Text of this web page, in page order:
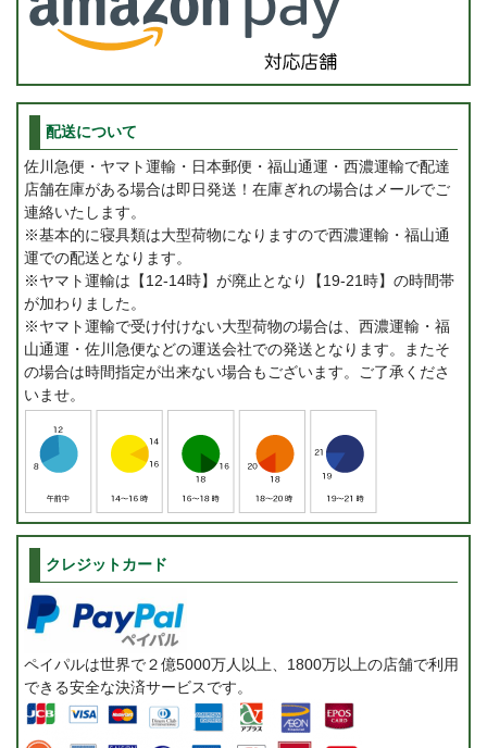
配送について
佐川急便・ヤマト運輸・日本郵便・福山通運・西濃運輸で配達
店舗在庫がある場合は即日発送！在庫ぎれの場合はメールでご
連絡いたします。
※基本的に寝具類は大型荷物になりますので西濃運輸・福山通
運での配送となります。
※ヤマト運輸は【12-14時】が廃止となり【19-21時】の時間帯
が加わりました。
※ヤマト運輸で受け付けない大型荷物の場合は、西濃運輸・福
山通運・佐川急便などの運送会社での発送となります。またそ
の場合は時間指定が出来ない場合もございます。ご了承くださ
いませ。
クレジットカード
ペイパルは世界で２億5000万人以上、1800万以上の店舗で利用
できる安全な決済サービスです。